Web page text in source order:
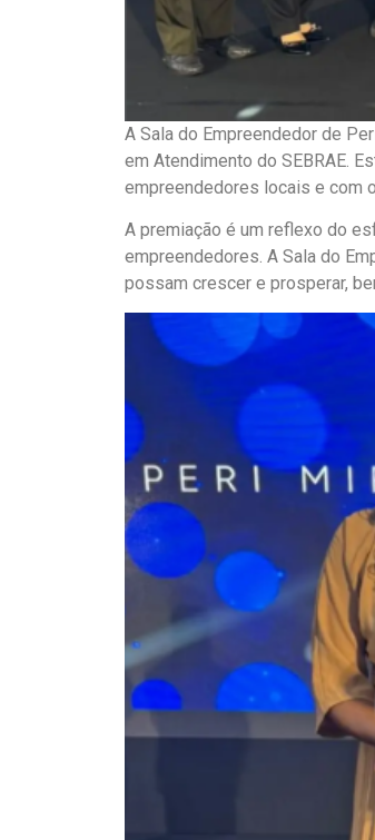
A Sala do Empreendedor de
em Atendimento do SEBRAE.
empreendedores locais e com
A premiação é um reflexo do
empreendedores. A Sala do
possam crescer e prosperar,